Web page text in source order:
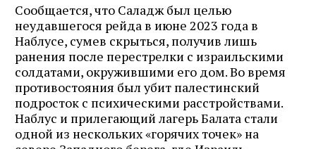
Сообщается, что Саладж был целью
неудавшегося рейда в июне 2023 года в
Наблусе, сумев скрыться, получив лишь
ранения после перестрелки с израильскими
солдатами, окружившими его дом. Во время
противостояния был убит палестинский
подросток с психическими расстройствами.
Наблус и прилегающий лагерь Балата стали
одной из нескольких «горячих точек» на